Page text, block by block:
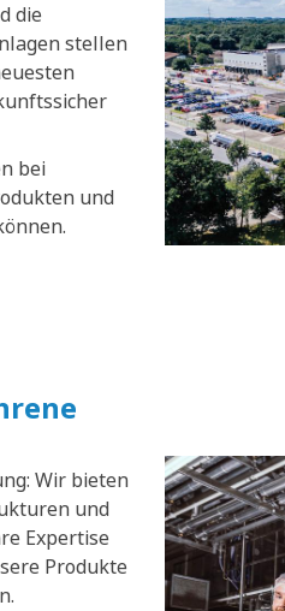
die
stellen
bei
und
Wir bieten
und
Expertise
Produkte